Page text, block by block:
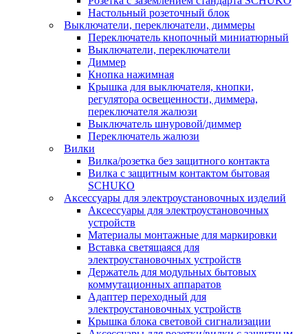
Настольный розеточный блок
Выключатели, переключатели, диммеры
Переключатель кнопочный миниатюрный
Выключатели, переключатели
Диммер
Кнопка нажимная
Крышка для выключателя, кнопки,
регулятора освещенности, диммера,
переключателя жалюзи
Выключатель шнуровой/диммер
Переключатель жалюзи
Вилки
Вилка/розетка без защитного контакта
Вилка с защитным контактом бытовая
SCHUKO
Аксессуары для электроустановочных изделий
Аксессуары для электроустановочных
устройств
Материалы монтажные для маркировки
Вставка светящаяся для
электроустановочных устройств
Держатель для модульных бытовых
коммутационных аппаратов
Адаптер переходный для
электроустановочных устройств
Крышка блока световой сигнализации